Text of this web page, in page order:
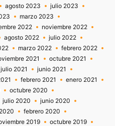
agosto 2023
julio 2023
marzo 2023
2022
noviembre 2022
agosto 2022
julio 2022
marzo 2022
febrero 2022
2021
octubre 2021
julio 2021
junio 2021
febrero 2021
enero 2021
octubre 2020
julio 2020
junio 2020
febrero 2020
2019
octubre 2019